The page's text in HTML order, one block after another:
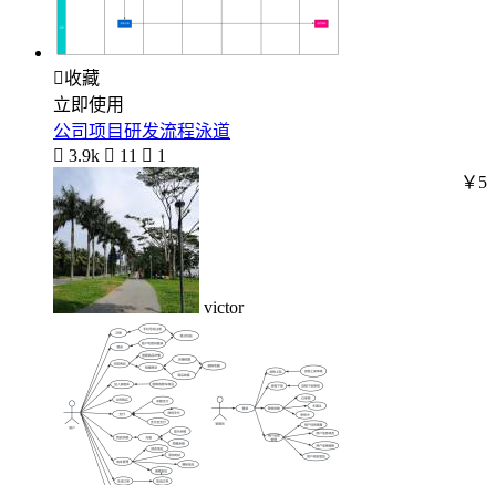
收藏
立即使用
公司项目研发流程泳道
 3.9k  11  1
victor
￥5